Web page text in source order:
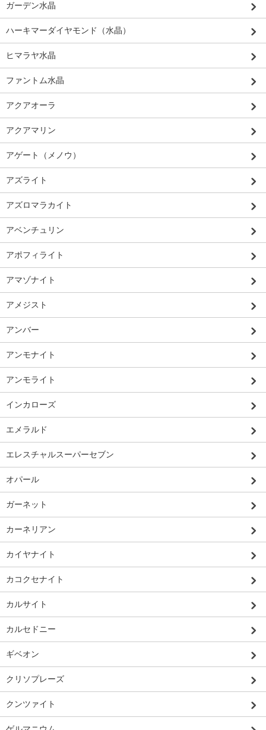
ガーデン水晶
ハーキマーダイヤモンド（水晶）
ヒマラヤ水晶
ファントム水晶
アクアオーラ
アクアマリン
アゲート（メノウ）
アズライト
アズロマラカイト
アベンチュリン
アポフィライト
アマゾナイト
アメジスト
アンバー
アンモナイト
アンモライト
インカローズ
エメラルド
エレスチャルスーパーセブン
オパール
ガーネット
カーネリアン
カイヤナイト
カコクセナイト
カルサイト
カルセドニー
ギベオン
クリソプレーズ
クンツァイト